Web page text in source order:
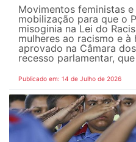
Movimentos feministas
mobilização para que o
misoginia na Lei do
mulheres ao racismo e à
aprovado na Câmara
recesso parlamentar,
Publicado em: 14 de Julho de 2026